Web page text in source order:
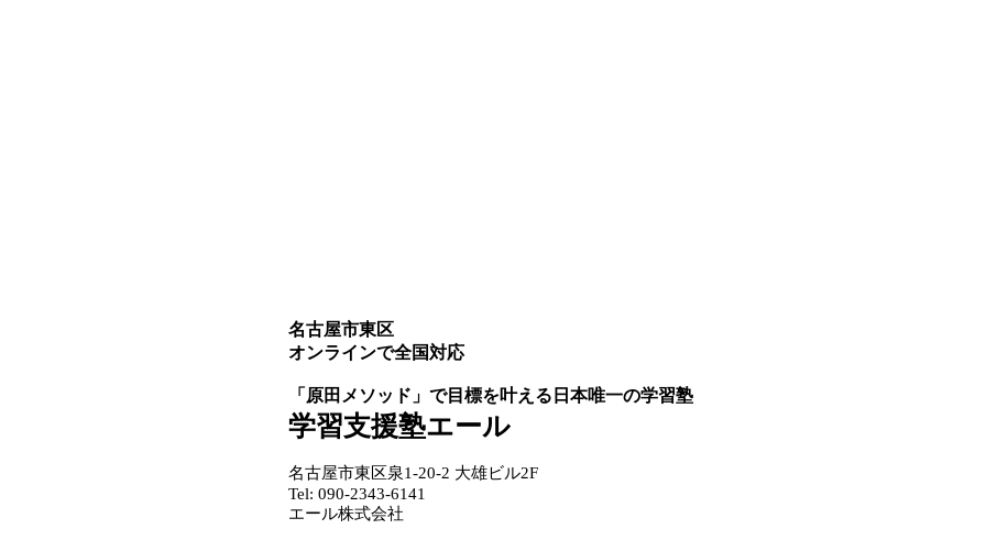
名古屋市東区
オンラインで全国対応
「原田メソッド」で目標を叶える日本唯一の学習塾
学習支援塾エール
名古屋市東区泉1-20-2 大雄ビル2F
Tel: 090-2343-6141
エール株式会社